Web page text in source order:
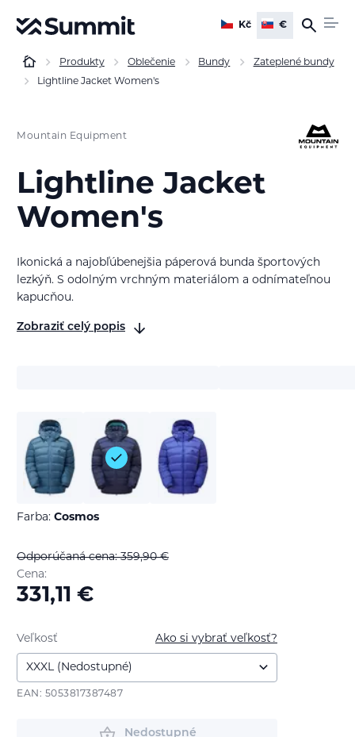
Kč €
Produkty Oblečenie Bundy
Zateplené bundy
Lightline Jacket Women's
Mountain Equipment
Lightline Jacket
Women's
Ikonická a najobľúbenejšia páperová bunda športových
lezkýň. S odolným vrchným materiálom a odnímateľnou
kapucňou.
Zobraziť celý popis
Farba: Cosmos
Odporúčaná cena: 359,90€
Cena:
331,11 €
Ako si vybrať veľkosť?
Veľkosť
EAN: 5053817387487
Nedostupné